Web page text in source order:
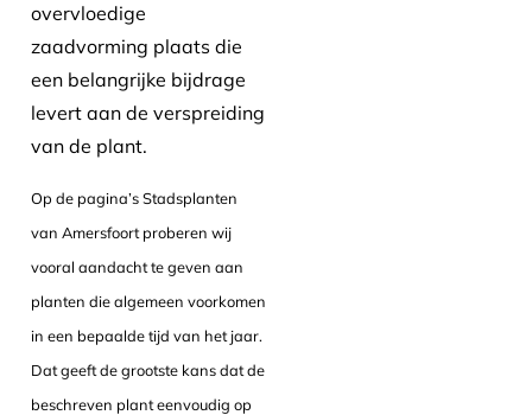
overvloedige
zaadvorming plaats die
een belangrijke bijdrage
levert aan de verspreiding
van de plant.
Op de pagina’s Stadsplanten
van Amersfoort proberen wij
vooral aandacht te geven aan
planten die algemeen voorkomen
in een bepaalde tijd van het jaar.
Dat geeft de grootste kans dat de
beschreven plant eenvoudig op